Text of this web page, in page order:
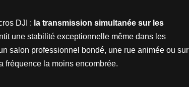
DJI : la transmission simultanée sur les
une stabilité exceptionnelle même dans les
salon professionnel bondé, une rue animée ou sur
fréquence la moins encombrée.